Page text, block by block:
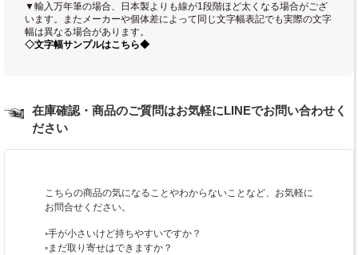
▼輸入万年筆の場合、日本製よりも線が1段階ほど太くなる場合がござ
います。またメーカーや個体差によって同じ文字幅表記でも実際の文字
幅は異なる場合があります。
◇文字幅サンプルはこちら◆
在庫確認・商品のご質問はお気軽にLINEでお問い合わせく
ださい
こちらの商品の気になることやわからないことなど、お気軽に
お問合せください。
◦手が小さいけど持ちやすいですか？
◦まだ取り寄せはできますか？